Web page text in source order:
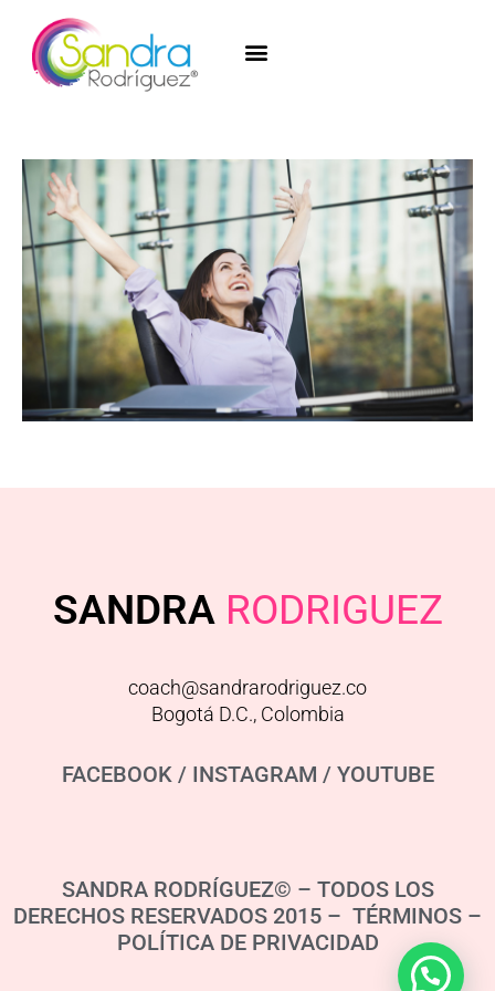
SANDRA RODRIGUEZ
coach@sandrarodriguez.co
Bogotá D.C., Colombia
FACEBOOK/ INSTAGRAM / YOUTUBE
SANDRA RODRÍGUEZ© – TODOS LOS
DERECHOS RESERVADOS 2015 – TÉRMINOS –
POLÍTICA DE PRIVACIDAD